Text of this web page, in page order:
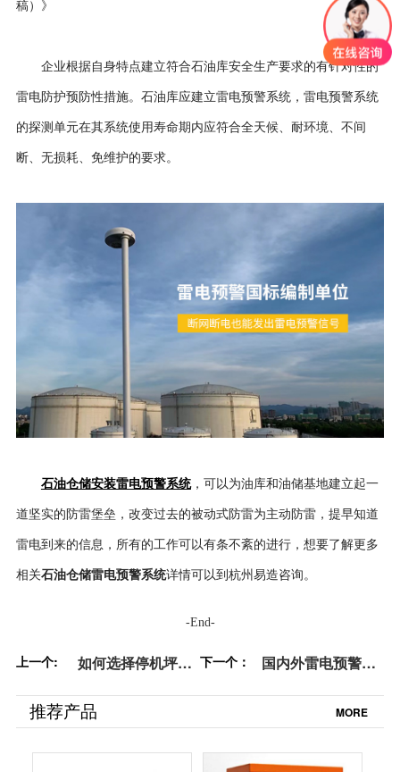
稿）》
企业根据自身特点建立符合石油库安全生产要求的有针对性的
雷电防护预防性措施。石油库应建立雷电预警系统，雷电预警系统
的探测单元在其系统使用寿命期内应符合全天候、耐环境、不间
断、无损耗、免维护的要求。
石油仓储安装雷电预警系统，可以为油库和油储基地建立起一
道坚实的防雷堡垒，改变过去的被动式防雷为主动防雷，提早知道
雷电到来的信息，所有的工作可以有条不紊的进行，想要了解更多
相关石油仓储雷电预警系统详情可以到杭州易造咨询。
-End-
上一个:
如何选择停机坪雷
告诉你【易造防
雷】
下一个：
国内外雷电预警系
您选择雷电预警的3
个方法【易造防
雷】
推荐产品 MORE